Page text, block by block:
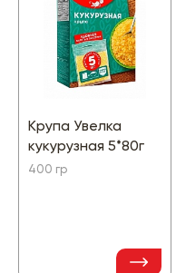
Крупа Увелка
кукурузная 5*80г
400 гр